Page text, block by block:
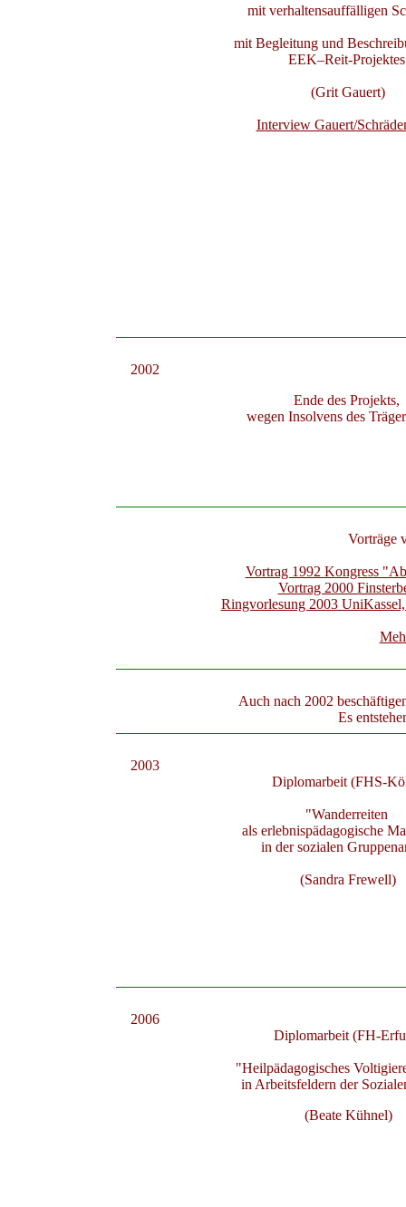
mit verhaltensauffälligen
mit Begleitung und
EEK–Reit-
(Grit Gauert)
Interview Gauert/
2002
Ende des Projekts,
wegen Insolvens des
Vorträge
Vortrag 1992 Kongress
Vortrag 2000
Ringvorlesung 2003
Auch nach 2002
Es
2003
Diplomarbeit (FHS-
"Wanderreiten
als erlebnispädagogische
in der sozialen
(Sandra Frewell)
2006
Diplomarbeit (FH-
"Heilpädagogisches
in Arbeitsfeldern der
(Beate Kühnel)